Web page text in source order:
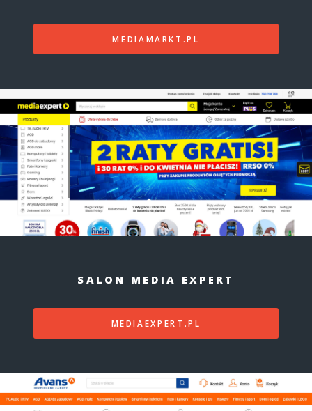
MEDIAMARKT.PL
SALON MEDIA EXPERT
MEDIAEXPERT.PL